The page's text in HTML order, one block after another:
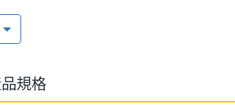
色的 TFT 真彩螢幕挑逗你視覺感官
，搭配貴金屬銘板搭配雙色鋼琴
規格